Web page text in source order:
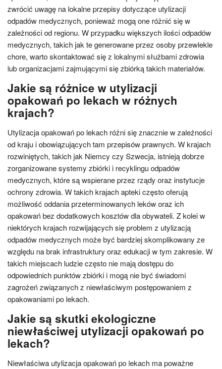
zwrócić uwagę na lokalne przepisy dotyczące utylizacji
odpadów medycznych, ponieważ mogą one różnić się w
zależności od regionu. W przypadku większych ilości odpadów
medycznych, takich jak te generowane przez osoby przewlekle
chore, warto skontaktować się z lokalnymi służbami zdrowia
lub organizacjami zajmującymi się zbiórką takich materiałów.
Jakie są różnice w utylizacji
opakowań po lekach w różnych
krajach?
Utylizacja opakowań po lekach różni się znacznie w zależności
od kraju i obowiązujących tam przepisów prawnych. W krajach
rozwiniętych, takich jak Niemcy czy Szwecja, istnieją dobrze
zorganizowane systemy zbiórki i recyklingu odpadów
medycznych, które są wspierane przez rządy oraz instytucje
ochrony zdrowia. W takich krajach apteki często oferują
możliwość oddania przeterminowanych leków oraz ich
opakowań bez dodatkowych kosztów dla obywateli. Z kolei w
niektórych krajach rozwijających się problem z utylizacją
odpadów medycznych może być bardziej skomplikowany ze
względu na brak infrastruktury oraz edukacji w tym zakresie. W
takich miejscach ludzie często nie mają dostępu do
odpowiednich punktów zbiórki i mogą nie być świadomi
zagrożeń związanych z niewłaściwym postępowaniem z
opakowaniami po lekach.
Jakie są skutki ekologiczne
niewłaściwej utylizacji opakowań po
lekach?
Niewłaściwa utylizacja opakowań po lekach ma poważne